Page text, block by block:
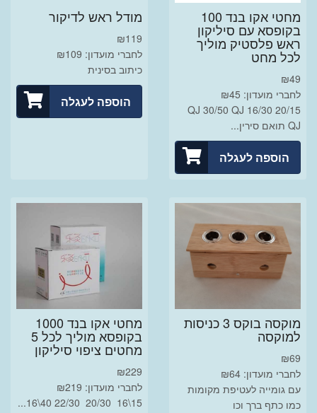
מחטי אקו בנד 100
בקופסא עם סיליקון
ראש פלסטיק מוליך
לכל מחט
₪49
לחברי מועדון: ₪45
20/15 QJ 30/50 QJ 16/30
QJ תואם סירין...
הוספה לעגלה
מודל ראש לדיקור
₪119
לחברי מועדון: ₪109
כיתוב בסינית
הוספה לעגלה
מוקסה בוקס 3 כניסות
למוקסה
₪69
לחברי מועדון: ₪64
עם גומייה לעטיפת מקומות
כמו כתף ברך וכו
מחטי אקו בנד 1000
בקופסא מוליך לכל 5
מחטים ציפוי סיליקון
₪229
לחברי מועדון: ₪219
15\16 20/30 22/30 40\16...